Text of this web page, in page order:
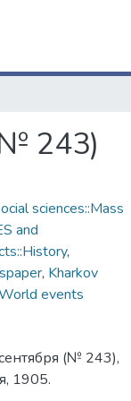
243)
sciences::Mass
and
,
, Kharkov
events
(№ 243),
1905.